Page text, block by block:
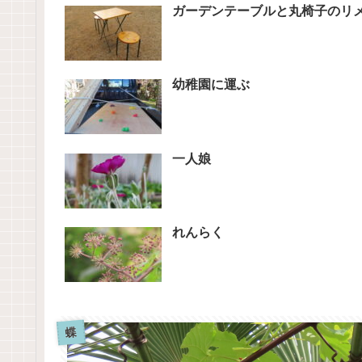
ガーデンテーブルと丸椅子のリ
幼稚園に運ぶ
一人娘
れんらく
蝶